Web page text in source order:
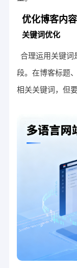
优化博客内容
关键词优化
合理运用关键词
段。在博客标题
相关关键词，但